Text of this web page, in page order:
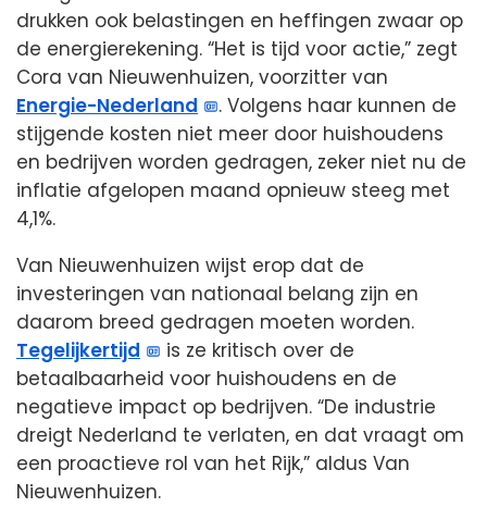
drukken ook belastingen en heffingen zwaar op
de energierekening. “Het is tijd voor actie,” zegt
Cora van Nieuwenhuizen, voorzitter van
Energie-Nederland
. Volgens haar kunnen de
stijgende kosten niet meer door huishoudens
en bedrijven worden gedragen, zeker niet nu de
inflatie afgelopen maand opnieuw steeg met
4,1%.
Van Nieuwenhuizen wijst erop dat de
investeringen van nationaal belang zijn en
daarom breed gedragen moeten worden.
Tegelijkertijd
is ze kritisch over de
betaalbaarheid voor huishoudens en de
negatieve impact op bedrijven. “De industrie
dreigt Nederland te verlaten, en dat vraagt om
een proactieve rol van het Rijk,” aldus Van
Nieuwenhuizen.